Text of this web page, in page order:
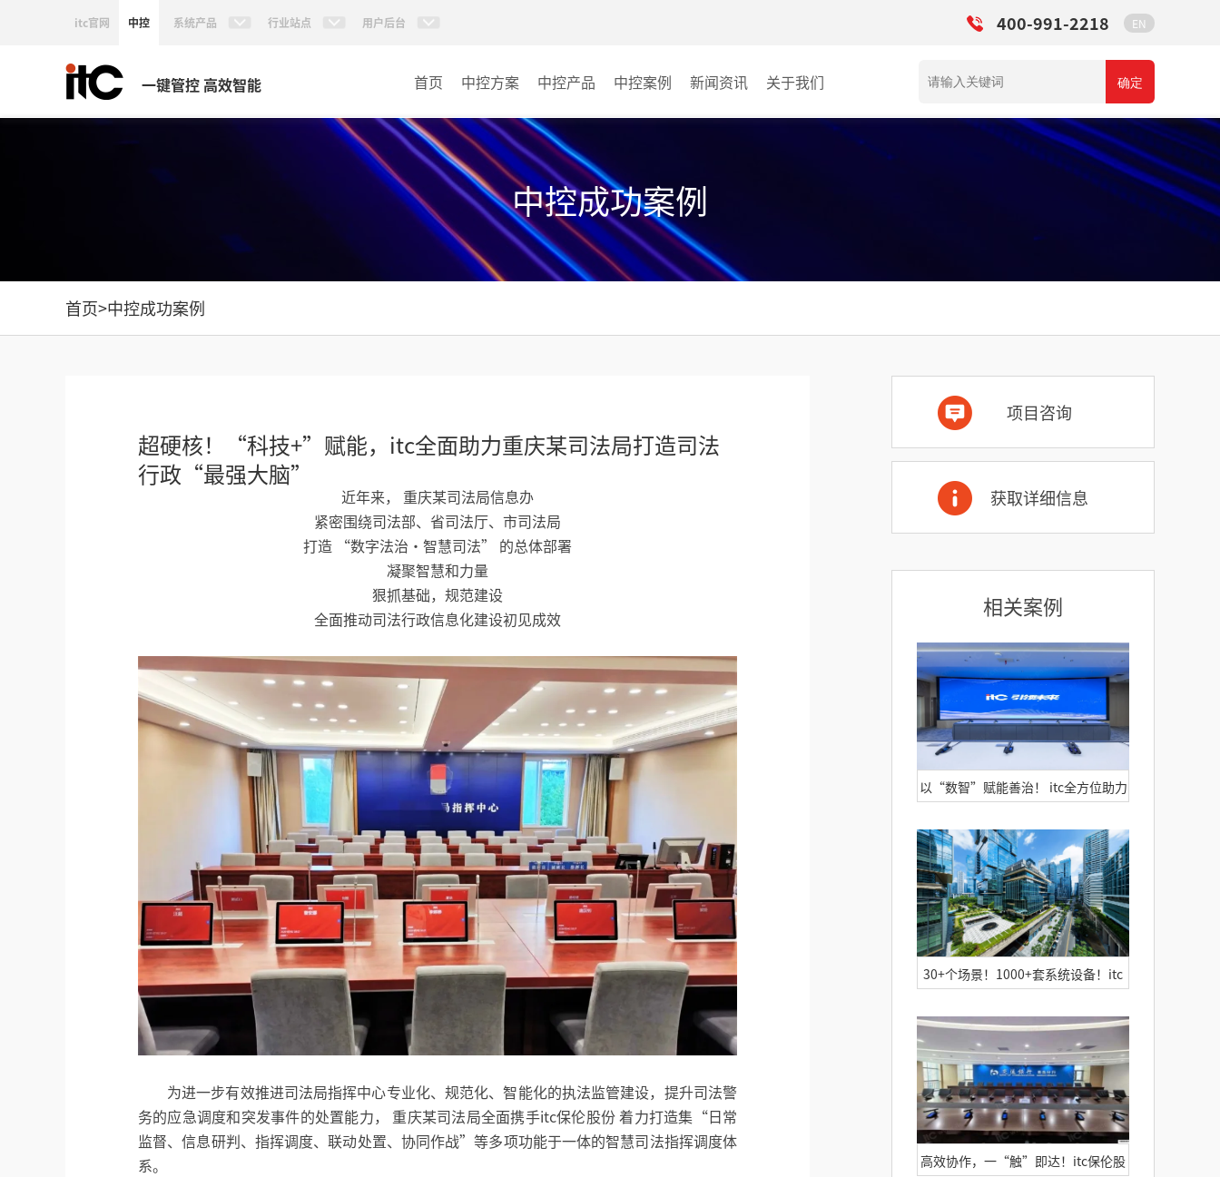
itc官网 中控 系统产品 行业站点 用户后台 400-991-2218 EN
一键管控 高效智能 首页 中控方案 中控产品
MINICC云会控
AI智慧物联中控系统
AI智慧云控教室系统
中控案例
云控教室
其它
新闻资讯 关于我们 确定
中控成功案例
首页>中控成功案例
超硬核！“科技+”赋能，itc全面助力重庆某司法局打造司法
行政“最强大脑”
近年来， 重庆某司法局信息办
紧密围绕司法部、省司法厅、市司法局
打造 “数字法治•智慧司法” 的总体部署
凝聚智慧和力量
狠抓基础，规范建设
全面推动司法行政信息化建设初见成效
为进一步有效推进司法局指挥中心专业化、规范化、智能化的执法监管建设，提升司法警
务的应急调度和突发事件的处置能力， 重庆某司法局全面携手itc保伦股份 着力打造集“日常
监督、信息研判、指挥调度、联动处置、协同作战”等多项功能于一体的智慧司法指挥调度体
系。
项目咨询
获取详细信息
相关案例
以“数智”赋能善治！ itc全方位助力
市大脑 ，让城市管理更精准高效！
30+个场景！1000+套系统设备！itc
打造智慧楼宇新标杆
高效协作，一“触”即达！itc保伦股